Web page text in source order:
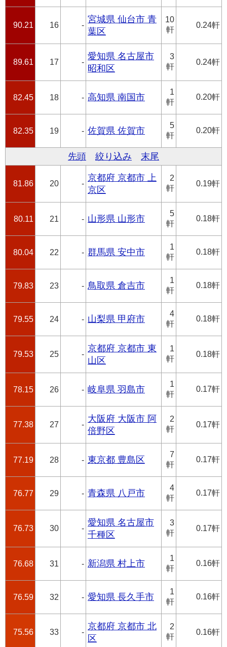
90.21 16 -
宮城県 仙台市 青
葉区
10
軒
0.24軒
89.61 17 -
愛知県 名古屋市
昭和区
3
軒
0.24軒
82.45 18 - 高知県 南国市
1
軒
0.20軒
82.35 19 - 佐賀県 佐賀市
5
軒
0.20軒
先頭 絞り込み 末尾
81.86 20 -
京都府 京都市 上
京区
2
軒
0.19軒
80.11 21 - 山形県 山形市
5
軒
0.18軒
80.04 22 - 群馬県 安中市
1
軒
0.18軒
79.83 23 - 鳥取県 倉吉市
1
軒
0.18軒
79.55 24 - 山梨県 甲府市
4
軒
0.18軒
79.53 25 -
京都府 京都市 東
山区
1
軒
0.18軒
78.15 26 - 岐阜県 羽島市
1
軒
0.17軒
77.38 27 -
大阪府 大阪市 阿
倍野区
2
軒
0.17軒
77.19 28 - 東京都 豊島区
7
軒
0.17軒
76.77 29 - 青森県 八戸市
4
軒
0.17軒
76.73 30 -
愛知県 名古屋市
千種区
3
軒
0.17軒
76.68 31 - 新潟県 村上市
1
軒
0.16軒
76.59 32 - 愛知県 長久手市
1
軒
0.16軒
75.56 33 -
京都府 京都市 北
区
2
軒
0.16軒